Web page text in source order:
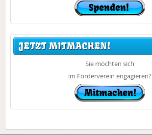
JETZT MITMACHEN!
Sie möchten sich
im Förderverein engagieren?